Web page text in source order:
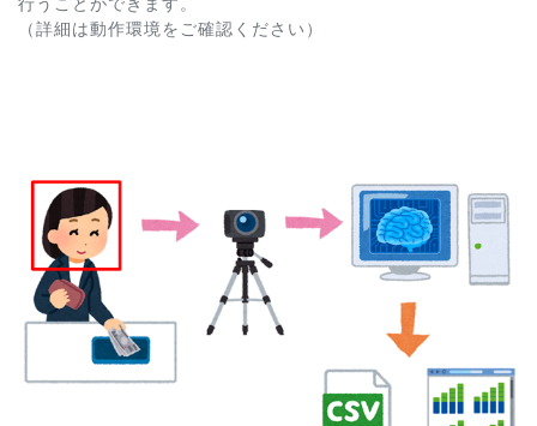
（詳細は動作環境をご確認ください）